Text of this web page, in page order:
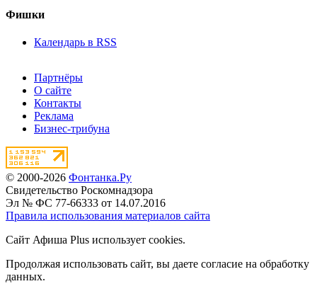
Фишки
Календарь в RSS
Партнёры
О сайте
Контакты
Реклама
Бизнес-трибуна
© 2000-2026 Фонтанка.Ру
Свидетельство Роскомнадзора
Эл № ФС 77-66333 от 14.07.2016
Правила использования материалов сайта
Сайт Афиша Plus использует cookies.
Продолжая использовать сайт, вы даете согласие на обработку
данных.